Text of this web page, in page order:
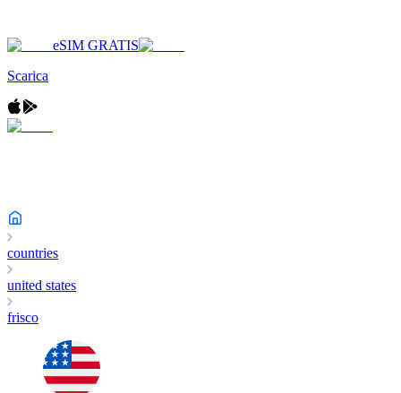
eSIM GRATIS
Scarica
countries
united states
frisco